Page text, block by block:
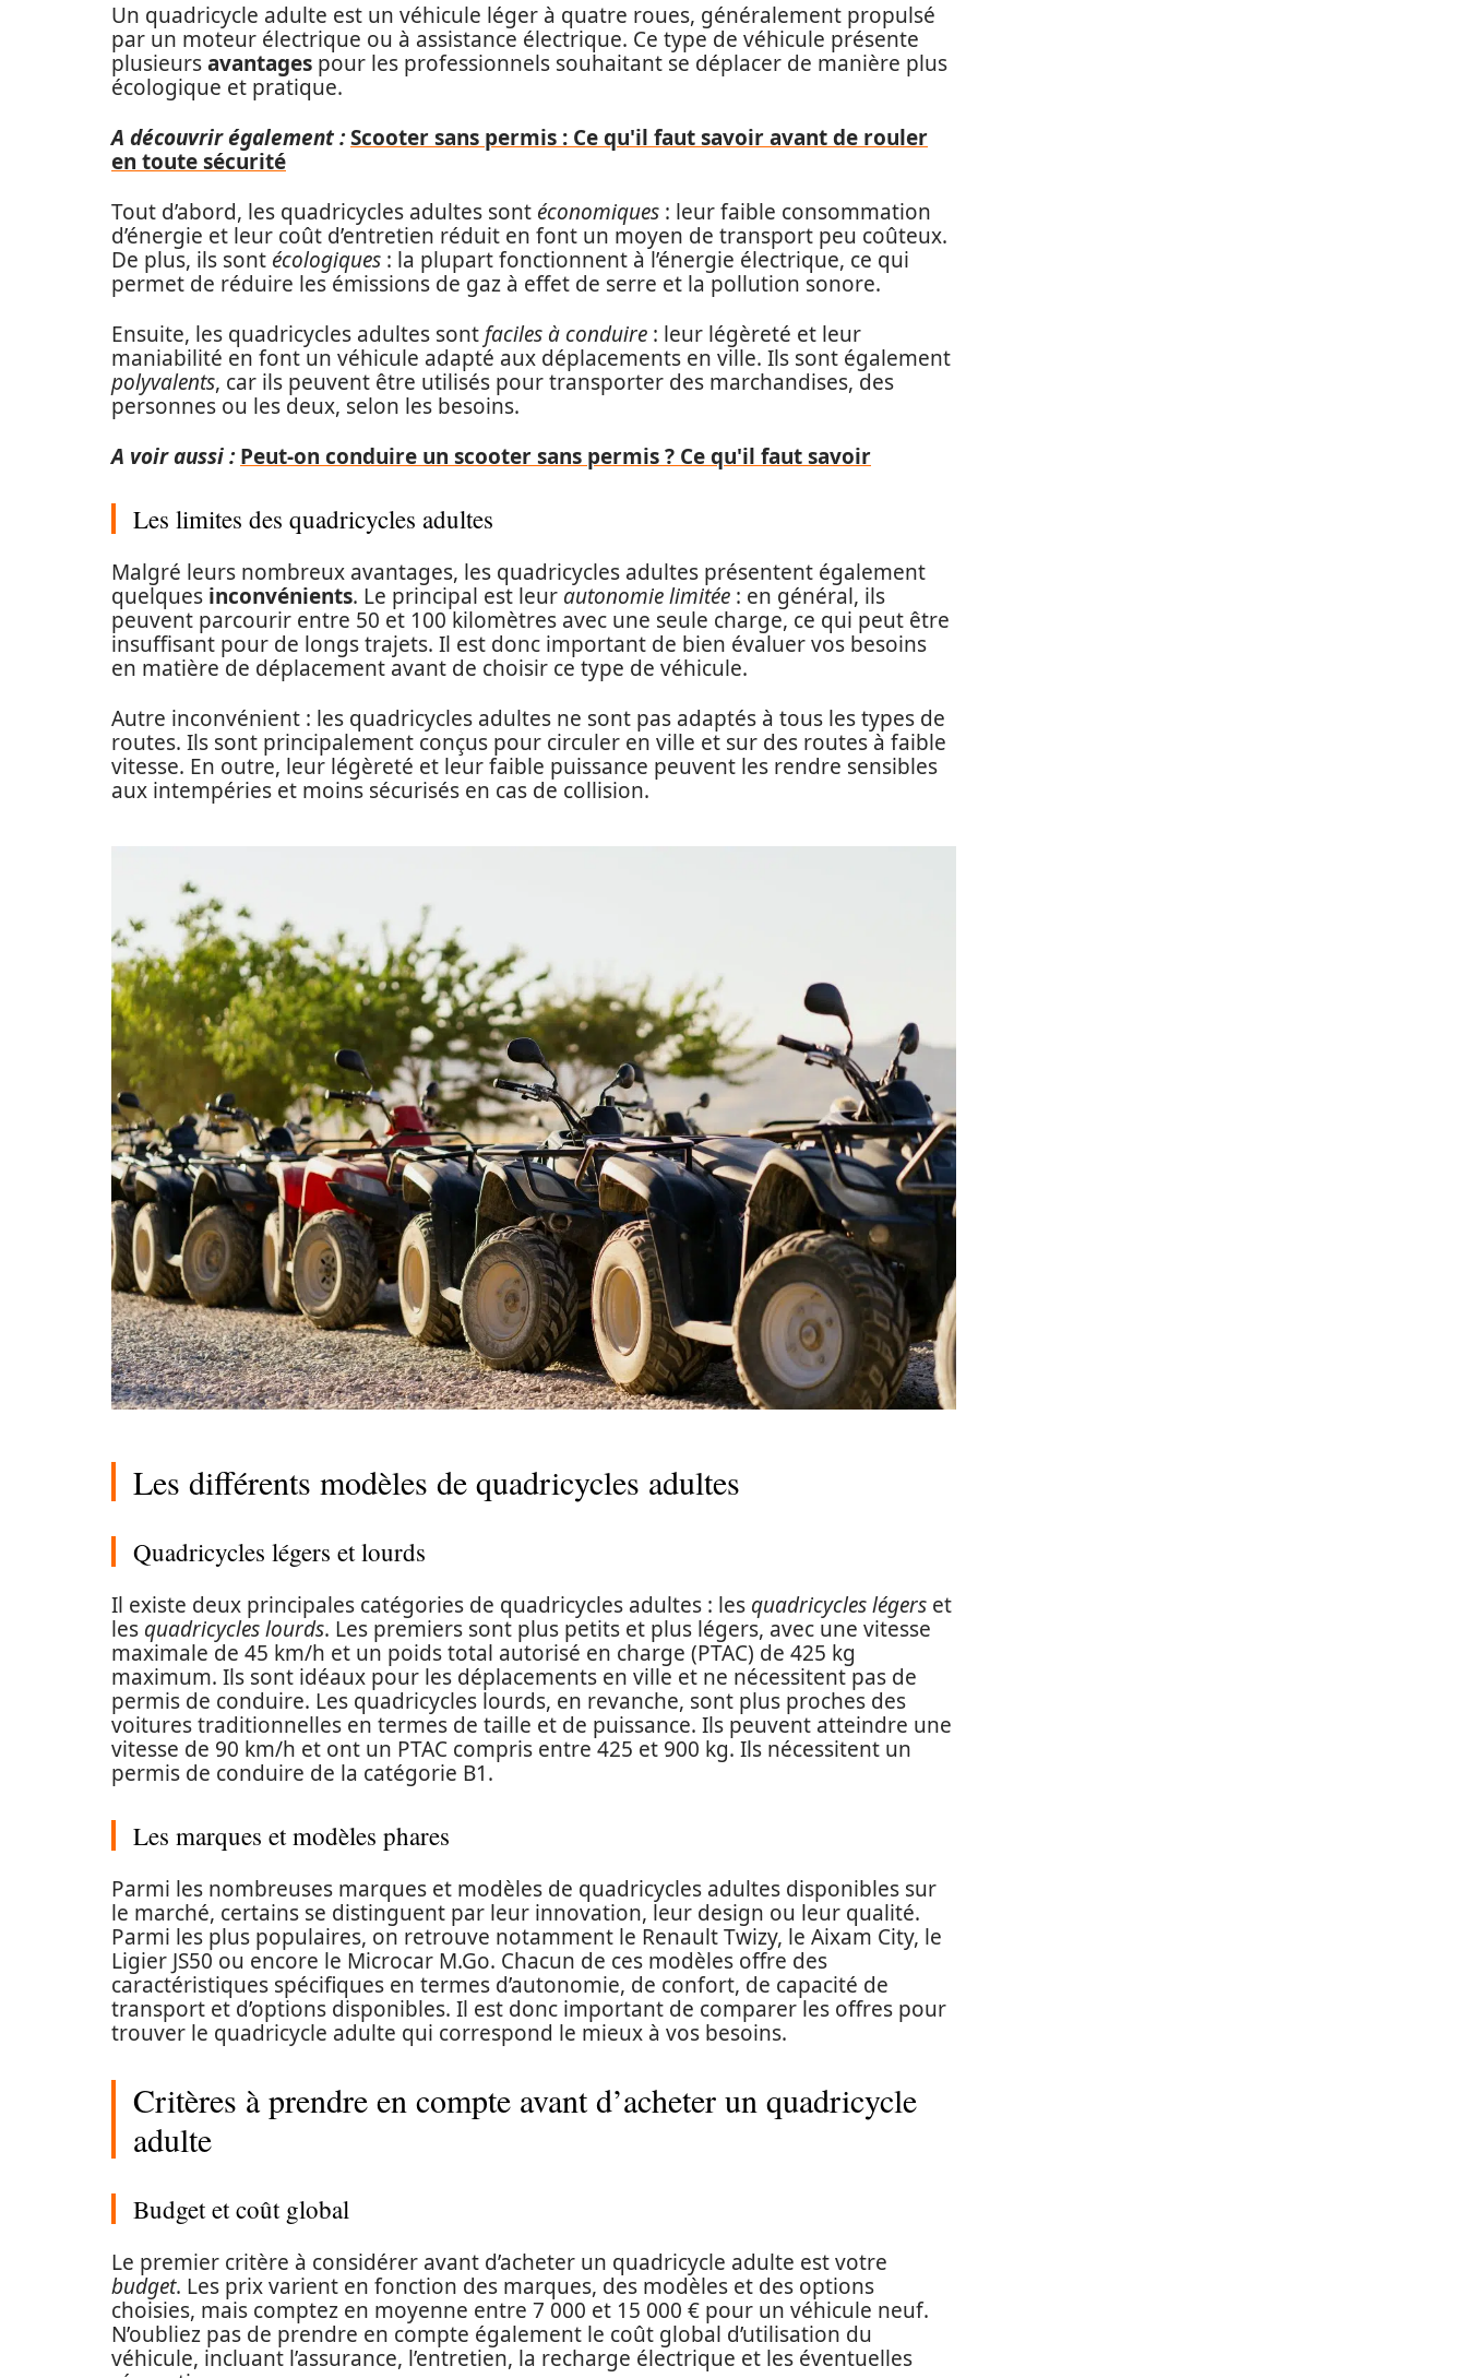
Un quadricycle adulte est un véhicule léger à quatre roues, généralement propulsé
par un moteur électrique ou à assistance électrique. Ce type de véhicule présente
plusieursavantages pour les professionnels souhaitant se déplacer de manière plus
écologique et pratique.
A découvrir également :Scooter sans permis : Ce qu'il faut savoir avant de rouler
en toute sécurité
Tout d’abord, les quadricycles adultes sont économiques : leur faible consommation
d’énergie et leur coût d’entretien réduit en font un moyen de transport peu coûteux.
De plus, ils sont écologiques : la plupart fonctionnent à l’énergie électrique, ce qui
permet de réduire les émissions de gaz à effet de serre et la pollution sonore.
Ensuite, les quadricycles adultes sont faciles à conduire : leur légèreté et leur
maniabilité en font un véhicule adapté aux déplacements en ville. Ils sont également
polyvalents, car ils peuvent être utilisés pour transporter des marchandises, des
personnes ou les deux, selon les besoins.
A voir aussi : Peut-on conduire un scooter sans permis ? Ce qu'il faut savoir
Les limites des quadricycles adultes
Malgré leurs nombreux avantages, les quadricycles adultes présentent également
quelques inconvénients. Le principal est leur autonomie limitée : en général, ils
peuvent parcourir entre 50 et 100 kilomètres avec une seule charge, ce qui peut être
insuffisant pour de longs trajets. Il est donc important de bien évaluer vos besoins
en matière de déplacement avant de choisir ce type de véhicule.
Autre inconvénient : les quadricycles adultes ne sont pas adaptés à tous les types de
routes. Ils sont principalement conçus pour circuler en ville et sur des routes à faible
vitesse. En outre, leur légèreté et leur faible puissance peuvent les rendre sensibles
aux intempéries et moins sécurisés en cas de collision.
Les différents modèles de quadricycles adultes
Quadricycles légers et lourds
Il existe deux principales catégories de quadricycles adultes : les quadricycles légers et
les quadricycles lourds. Les premiers sont plus petits et plus légers, avec une vitesse
maximale de 45 km/h et un poids total autorisé en charge (PTAC) de 425 kg
maximum. Ils sont idéaux pour les déplacements en ville et ne nécessitent pas de
permis de conduire. Les quadricycles lourds, en revanche, sont plus proches des
voitures traditionnelles en termes de taille et de puissance. Ils peuvent atteindre une
vitesse de 90 km/h et ont un PTAC compris entre 425 et 900 kg. Ils nécessitent un
permis de conduire de la catégorie B1.
Les marques et modèles phares
Parmi les nombreuses marques et modèles de quadricycles adultes disponibles sur
le marché, certains se distinguent par leur innovation, leur design ou leur qualité.
Parmi les plus populaires, on retrouve notamment le Renault Twizy, le Aixam City, le
Ligier JS50 ou encore le Microcar M.Go. Chacun de ces modèles offre des
caractéristiques spécifiques en termes d’autonomie, de confort, de capacité de
transport et d’options disponibles. Il est donc important de comparer les offres pour
trouver le quadricycle adulte qui correspond le mieux à vos besoins.
Critères à prendre en compte avant d’acheter un quadricycle
adulte
Budget et coût global
Le premier critère à considérer avant d’acheter un quadricycle adulte est votre
budget. Les prix varient en fonction des marques, des modèles et des options
choisies, mais comptez en moyenne entre 7 000 et 15 000 € pour un véhicule neuf.
N’oubliez pas de prendre en compte également le coût global d’utilisation du
véhicule, incluant l’assurance, l’entretien, la recharge électrique et les éventuelles